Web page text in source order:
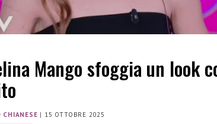
Mango sfoggia un look
CHIANESE | 15 OTTOBRE 2025